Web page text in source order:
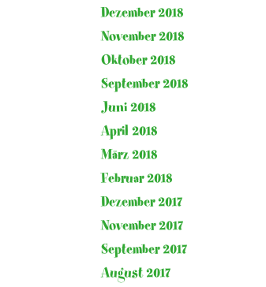
Dezember 2018
November 2018
Oktober 2018
September 2018
Juni 2018
April 2018
März 2018
Februar 2018
Dezember 2017
November 2017
September 2017
August 2017